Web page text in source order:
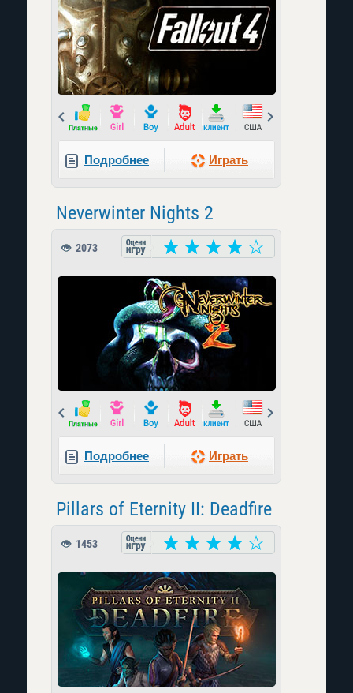
Prev
Подробнее Играть
Neverwinter Nights 2
2073
Prev
Подробнее Играть
Pillars of Eternity II: Deadfire
1453